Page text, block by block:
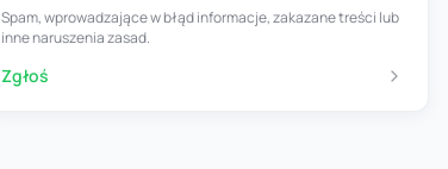
Spam, wprowadzające w błąd informacje, zakazane treści lub
inne naruszenia zasad.
Zgłoś